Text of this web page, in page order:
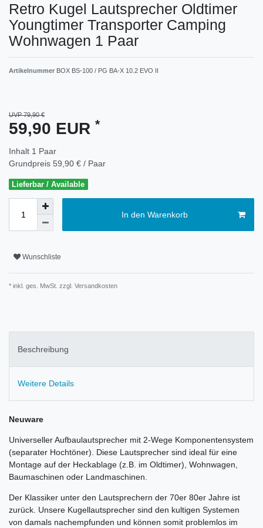
Retro Kugel Lautsprecher Oldtimer
Youngtimer Transporter Camping
Wohnwagen 1 Paar
Artikelnummer BOX BS-100 / PG BA-X 10.2 EVO II
UVP 79,90 €
59,90 EUR *
Inhalt 1 Paar
Grundpreis 59,90 € / Paar
Lieferbar / Available
In den Warenkorb
Wunschliste
* inkl. ges. MwSt. zzgl. Versandkosten
Beschreibung
Weitere Details
Neuware
Universeller Aufbaulautsprecher mit 2-Wege Komponentensystem
(separater Hochtöner). Diese Lautsprecher sind ideal für eine
Montage auf der Heckablage (z.B. im Oldtimer), Wohnwagen,
Baumaschinen oder Landmaschinen.
Der Klassiker unter den Lautsprechern der 70er 80er Jahre ist
zurück. Unsere Kugellautsprecher sind den kultigen Systemen
von damals nachempfunden und können somit problemlos im